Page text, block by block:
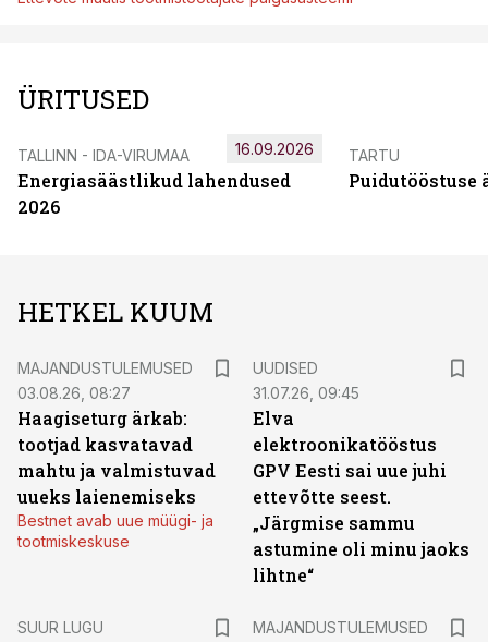
ÜRITUSED
TALLINN - IDA-VIRUMAA
Energiasäästlikud lahendused
2026
16.09.2026 TARTU
Puidutööstuse
HETKEL KUUM
MAJANDUSTULEMUSED
03.08.26, 08:27
Haagiseturg ärkab:
tootjad kasvatavad
mahtu ja valmistuvad
uueks laienemiseks
Bestnet avab uue müügi- ja
tootmiskeskuse
UUDISED
31.07.26, 09:45
Elva
elektroonikatööstus
GPV Eesti sai uue juhi
ettevõtte seest.
„Järgmise sammu
astumine oli minu jaoks
lihtne“
SUUR LUGU
MAJANDUSTULEMUSED